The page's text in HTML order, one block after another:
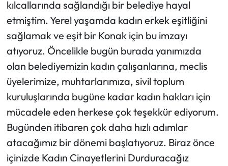
kılcallarında sağlandığı bir belediye hayal
etmiştim. Yerel yaşamda kadın erkek eşitliğini
sağlamak ve eşit bir Konak için bu imzayı
atıyoruz. Öncelikle bugün burada yanımızda
olan belediyemizin kadın çalışanlarına, meclis
üyelerimize, muhtarlarımıza, sivil toplum
kuruluşlarında bugüne kadar kadın hakları için
mücadele eden herkese çok teşekkür ediyorum.
Bugünden itibaren çok daha hızlı adımlar
atacağımız bir dönemi başlatıyoruz. Biraz önce
içinizde Kadın Cinayetlerini Durduracağız